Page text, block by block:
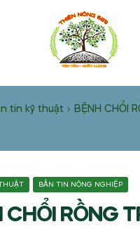
tin kỹ thuật
BỆNH CHỔI
BẢN TIN NÔNG NGHIỆP
CHỔI RỒNG